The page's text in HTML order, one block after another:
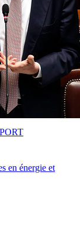
en énergie et